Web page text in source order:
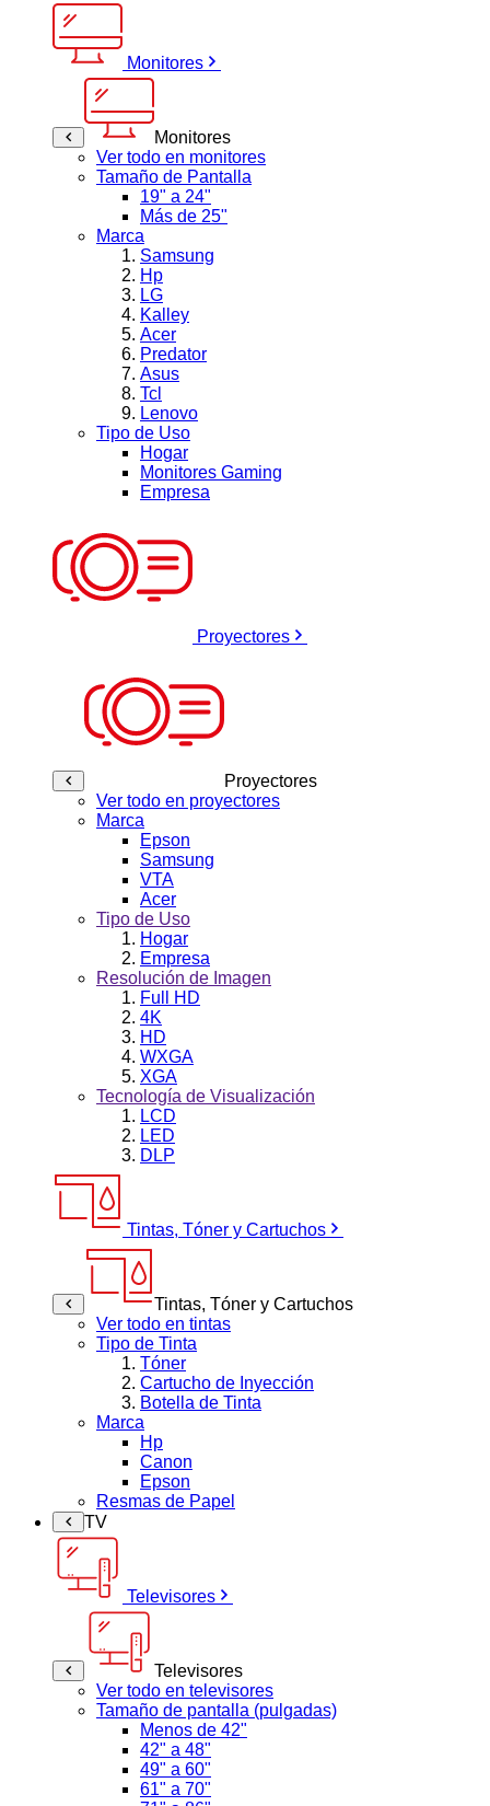
Monitores
Monitores
Ver todo en monitores
Tamaño de Pantalla
19" a 24"
Más de 25"
Marca
Samsung
Hp
LG
Kalley
Acer
Predator
Asus
Tcl
Lenovo
Tipo de Uso
Hogar
Monitores Gaming
Empresa
Proyectores
Proyectores
Ver todo en proyectores
Marca
Epson
Samsung
VTA
Acer
Tipo de Uso
Hogar
Empresa
Resolución de Imagen
Full HD
4K
HD
WXGA
XGA
Tecnología de Visualización
LCD
LED
DLP
Tintas, Tóner y Cartuchos
Tintas, Tóner y Cartuchos
Ver todo en tintas
Tipo de Tinta
Tóner
Cartucho de Inyección
Botella de Tinta
Marca
Hp
Canon
Epson
Resmas de Papel
TV
Televisores
Televisores
Ver todo en televisores
Tamaño de pantalla (pulgadas)
Menos de 42"
42" a 48"
49" a 60"
61" a 70"